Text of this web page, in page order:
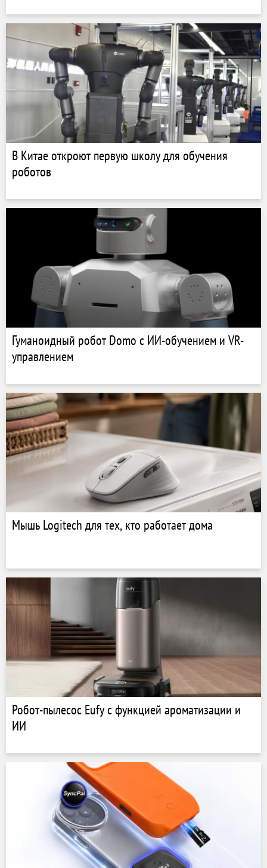
В Китае откроют первую школу для обучения
роботов
Гуманоидный робот Domo с ИИ-обучением и VR-
управлением
Мышь Logitech для тех, кто работает дома
Робот-пылесос Eufy с функцией ароматизации и
ИИ